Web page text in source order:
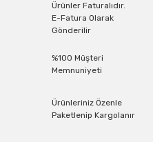
Ürünler Faturalıdır.
E-Fatura Olarak
Gönderilir
%100 Müşteri
Memnuniyeti
Ürünleriniz Özenle
Paketlenip Kargolanır